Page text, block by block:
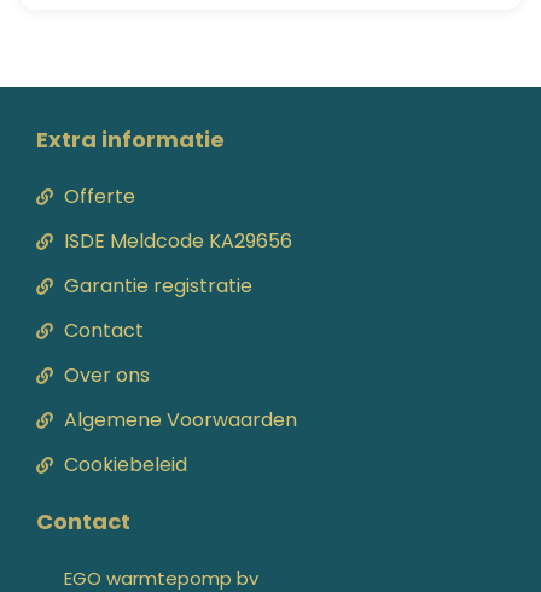
Extra informatie
Offerte
ISDE Meldcode KA29656
Garantie registratie
Contact
Over ons
Algemene Voorwaarden
Cookiebeleid
Contact
EGO warmtepomp bv